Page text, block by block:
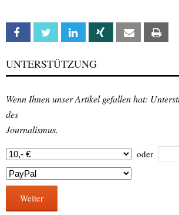
Facebook Twitter Linkedin Xing Email
UNTERSTÜTZUNG
Wenn Ihnen unser Artikel gefallen hat:
des
Journalismus.
oder
Weiter